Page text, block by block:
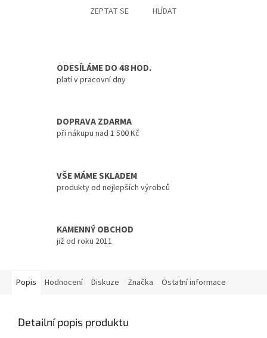
ZEPTAT SE HLÍDAT
ODESÍLÁME DO 48 HOD.
platí v pracovní dny
DOPRAVA ZDARMA
při nákupu nad 1 500 Kč
VŠE MÁME SKLADEM
produkty od nejlepších výrobců
KAMENNÝ OBCHOD
již od roku 2011
Popis Hodnocení Diskuze Značka Ostatní informace
Detailní popis produktu